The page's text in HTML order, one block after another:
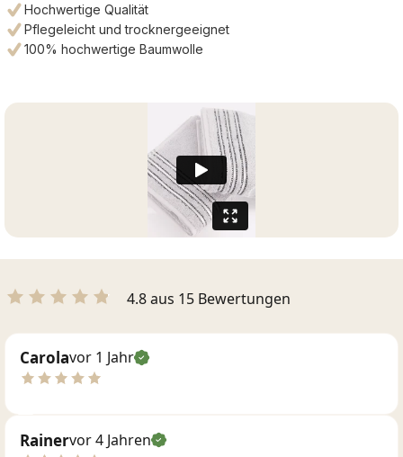
Hochwertige Qualität
Pflegeleicht und trocknergeeignet
100% hochwertige Baumwolle
4.8 aus 15 Bewertungen
Carolavor 1 Jahr
Rainervor 4 Jahren